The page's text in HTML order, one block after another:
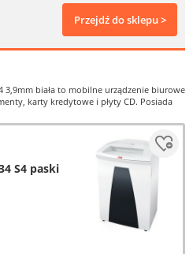
Przejdź do sklepu >
3,9mm biała to mobilne urządzenie biurowe
karty kredytowe i płyty CD. Posiada
S4 paski